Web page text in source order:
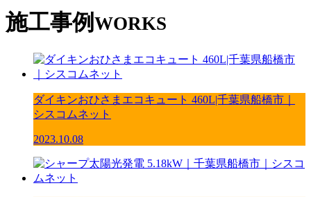
施工事例 WORKS
ダイキンおひさまエコキュート 460L|千葉県船橋市｜
シスコムネット
2023.10.08